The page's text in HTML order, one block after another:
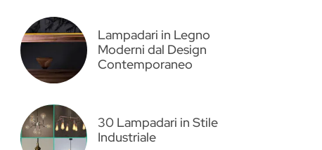
Lampadari in Legno
Moderni dal Design
Contemporaneo
30 Lampadari in Stile
Industriale